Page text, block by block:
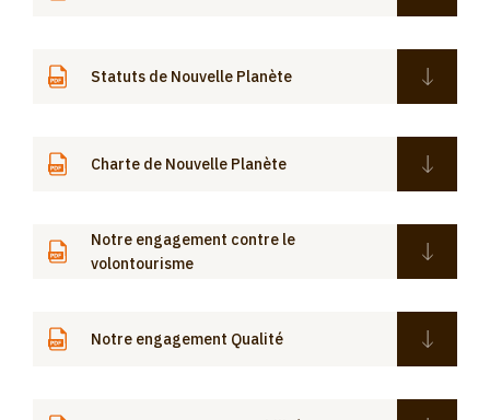
Statuts de Nouvelle Planète
Charte de Nouvelle Planète
Notre engagement contre le
volontourisme
Notre engagement Qualité